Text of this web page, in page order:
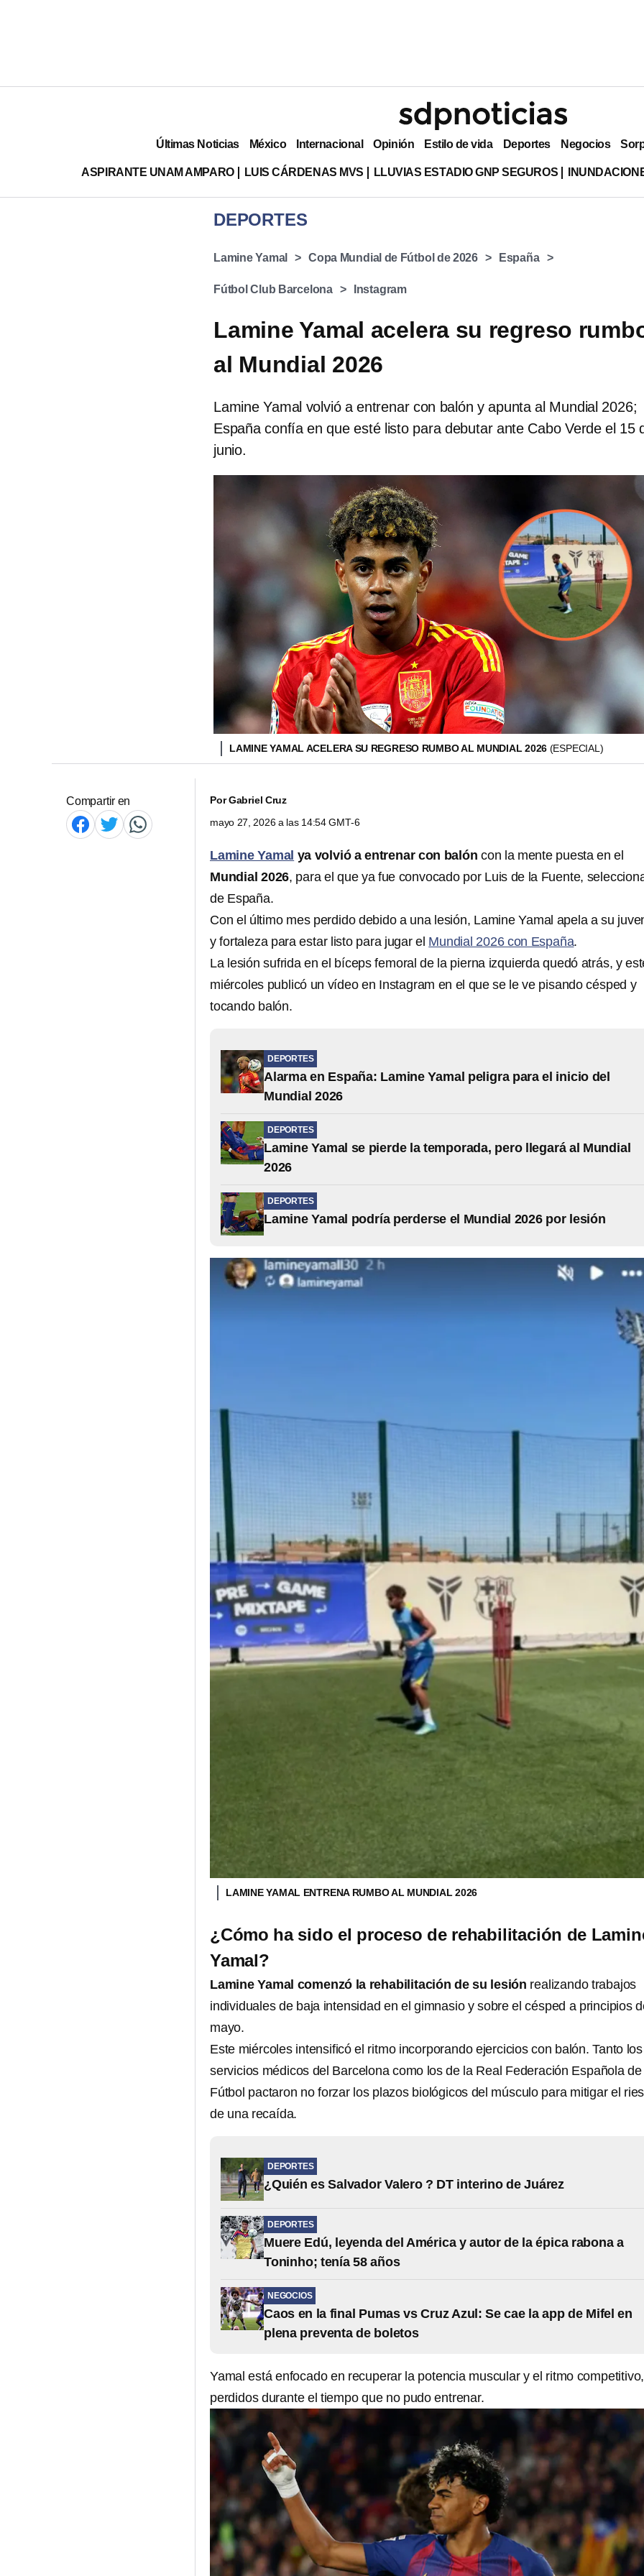
Últimas Noticias México Internacional Opinión Estilo de vida Deportes Negocios
ASPIRANTE UNAM AMPARO LUIS CÁRDENAS MVS LLUVIAS ESTADIO GNP SEGUROS
DEPORTES
Lamine Yamal Copa Mundial de Fútbol de 2026 España
Fútbol Club Barcelona Instagram
Lamine Yamal acelera su regreso
al Mundial 2026
Lamine Yamal volvió a entrenar con balón y apunta al Mundial 2026;
España confía en que esté listo para debutar ante Cabo Verde el 15
junio.
LAMINE YAMAL ACELERA SU REGRESO RUMBO AL MUNDIAL 2026 (ESPECIAL)
Compartir en PorGabriel Cruz
mayo 27, 2026 a las 14:54 GMT-6
Lamine Yamal ya volvió a entrenar con balón con la mente puesta en el
Mundial 2026, para el que ya fue convocado por Luis de la Fuente,
de España.
Con el último mes perdido debido a una lesión, Lamine Yamal apela a su
y fortaleza para estar listo para jugar el Mundial 2026 con España.
La lesión sufrida en el bíceps femoral de la pierna izquierda quedó atrás, y
miércoles publicó un vídeo en Instagram en el que se le ve pisando césped y
tocando balón.
DEPORTES
Alarma en España: Lamine Yamal peligra para el inicio del
Mundial 2026
DEPORTES
Lamine Yamal se pierde la temporada, pero llegará al Mundial
2026
DEPORTES
Lamine Yamal podría perderse el Mundial 2026 por lesión
LAMINE YAMAL ENTRENA RUMBO AL MUNDIAL 2026
¿Cómo ha sido el proceso de rehabilitación de
Yamal?
Lamine Yamal comenzó la rehabilitación de su lesión realizando trabajos
individuales de baja intensidad en el gimnasio y sobre el césped a principios
mayo.
Este miércoles intensificó el ritmo incorporando ejercicios con balón. Tanto los
servicios médicos del Barcelona como los de la Real Federación Española de
Fútbol pactaron no forzar los plazos biológicos del músculo para mitigar el
de una recaída.
DEPORTES
¿Quién es Salvador Valero ? DT interino de Juárez
DEPORTES
Muere Edú, leyenda del América y autor de la épica rabona a
Toninho; tenía 58 años
NEGOCIOS
Caos en la final Pumas vs Cruz Azul: Se cae la app de Mifel en
plena preventa de boletos
Yamal está enfocado en recuperar la potencia muscular y el ritmo competitivo,
perdidos durante el tiempo que no pudo entrenar.